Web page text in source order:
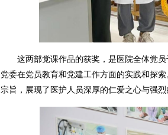
这两部党课作品的获奖，是医院全体党
党委在党员教育和党建工作方面的实践和探
宗旨，展现了医护人员深厚的仁爱之心与强烈